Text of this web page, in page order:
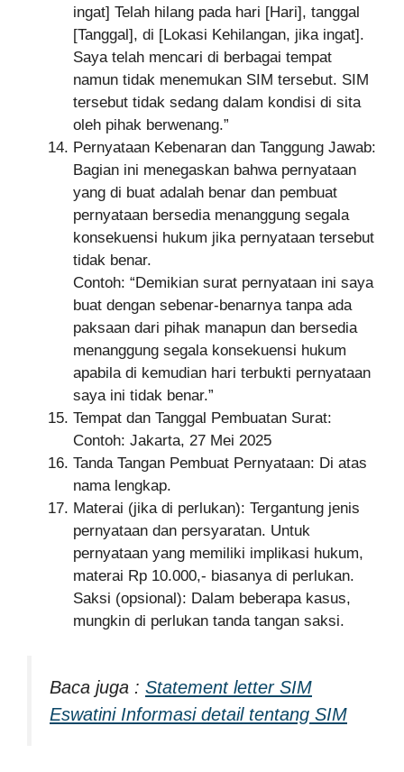
ingat] Telah hilang pada hari [Hari], tanggal
[Tanggal], di [Lokasi Kehilangan, jika ingat].
Saya telah mencari di berbagai tempat
namun tidak menemukan SIM tersebut. SIM
tersebut tidak sedang dalam kondisi di sita
oleh pihak berwenang.”
Pernyataan Kebenaran dan Tanggung Jawab:
Bagian ini menegaskan bahwa pernyataan
yang di buat adalah benar dan pembuat
pernyataan bersedia menanggung segala
konsekuensi hukum jika pernyataan tersebut
tidak benar.
Contoh: “Demikian surat pernyataan ini saya
buat dengan sebenar-benarnya tanpa ada
paksaan dari pihak manapun dan bersedia
menanggung segala konsekuensi hukum
apabila di kemudian hari terbukti pernyataan
saya ini tidak benar.”
Tempat dan Tanggal Pembuatan Surat:
Contoh: Jakarta, 27 Mei 2025
Tanda Tangan Pembuat Pernyataan: Di atas
nama lengkap.
Materai (jika di perlukan): Tergantung jenis
pernyataan dan persyaratan. Untuk
pernyataan yang memiliki implikasi hukum,
materai Rp 10.000,- biasanya di perlukan.
Saksi (opsional): Dalam beberapa kasus,
mungkin di perlukan tanda tangan saksi.
Baca juga : Statement letter SIM
Eswatini Informasi detail tentang SIM